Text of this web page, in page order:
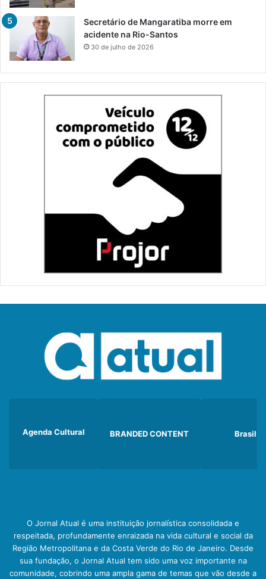
Secretário de Mangaratiba morre em
acidente na Rio-Santos
30 de julho de 2026
Agenda Cultural BRANDED CONTENT Brasil
O Jornal Atual é uma instituição jornalística consolidada e
respeitada, profundamente enraizada na vida cultural e social da
Região Metropolitana e da Costa Verde do Rio de Janeiro. Desde
sua fundação, o Jornal Atual tem sido uma voz importante na
comunidade, cobrindo uma ampla gama de temas que vão desde a